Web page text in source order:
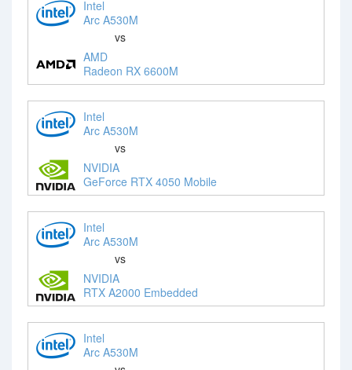
Intel
Arc A530M
vs
AMD
Radeon RX 6600M
Intel
Arc A530M
vs
NVIDIA
GeForce RTX 4050 Mobile
Intel
Arc A530M
vs
NVIDIA
RTX A2000 Embedded
Intel
Arc A530M